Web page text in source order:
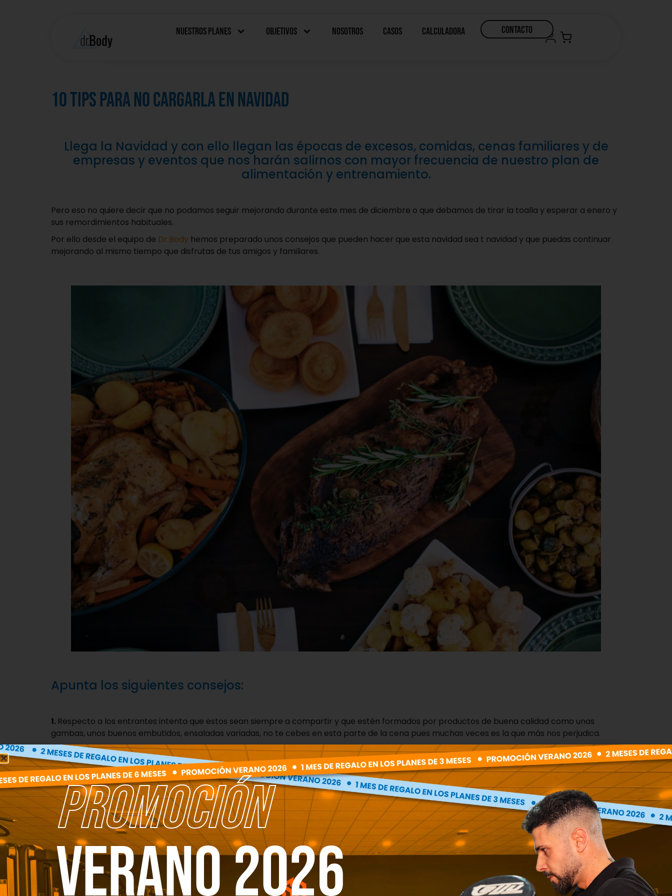
Nuestros Planes Objetivos Nosotros Casos Calculadora CONTACTO
10 Tips para NO cargarla en Navidad
Llega la Navidad y con ello llegan las épocas de excesos, comidas, cenas familiares y de
empresas y eventos que nos harán salirnos con mayor frecuencia de nuestro plan de
alimentación y entrenamiento.
Pero eso no quiere decir que no podamos seguir mejorando durante este mes de diciembre o que debamos de tirar la toalla y esperar a enero y
sus remordimientos habituales.
Por ello desde el equipo de Dr.Body hemos preparado unos consejos que pueden hacer que esta navidad sea t navidad y que puedas continuar
mejorando al mismo tiempo que disfrutas de tus amigos y familiares.
Apunta los siguientes consejos:
1. Respecto a los entrantes intenta que estos sean siempre a compartir y que estén formados por productos de buena calidad como unas
gambas, unos buenos embutidos, ensaladas variadas, no te cebes en esta parte de la cena pues muchas veces es la que más nos perjudica.
2.En tus comidas principales asegúrate de poner siempre una buena porción de proteína en tu plato, es decir, una carne o un pescado que
estén cocinados de una manera adecuada (Plancha, vapor, horno, brasas…).
3.Acompaña esta proteína de una guarnición rica y saludable como pueden ser unas patatas asadas o una buena porción de vegetales.
4.Cuidado con el pan, en este tipo de comilonas tendemos a comer por demás y a acompañar toda la comida de grandes cantidades de pan,
solo eliminando este producto podrás reducir notablemente las calorías que ingieres en esta comida.
5.Acompaña tu comida con agua, algún refresco Zero y en caso de beber alcohol acompáñala con un buen vino.
En el postre y la post cena es donde también llega la parte más complicada, para ello puedes escoger las opciones más saludables como una
buena pieza de fruta o un postre casero con productos de buena calidad. Podéis encontrar algunas recetas en mi perfil, haciendo
click aquí.
7. En cuanto al alcohol escoge siempre el fermentado (vino, cerveza y sidra) frente al destilado pues este último posee más calorías y peores
efectos en nuestro organismo.
Verano 2026
PROMOCIÓN